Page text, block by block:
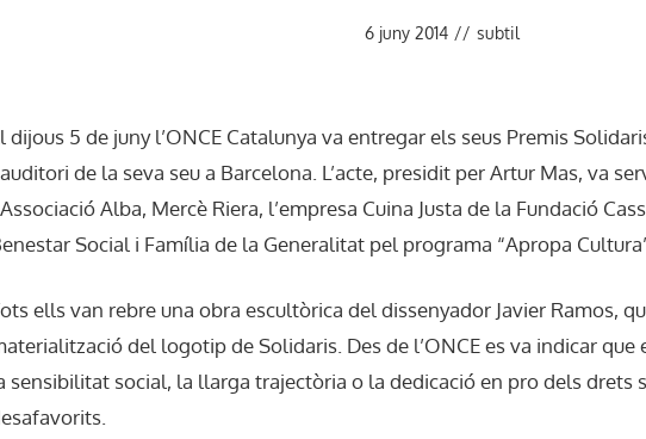
6 juny 2014 // subtil
dijous 5 de juny l’ONCE Catalunya va entregar els seus Premis
de la seva seu a Barcelona. L’acte, presidit per Artur Mas, va
Alba, Mercè Riera, l’empresa Cuina Justa de la Fundació
Social i Família de la Generalitat pel programa “Apropa
ells van rebre una obra escultòrica del dissenyador Javier Ramos,
del logotip de Solidaris. Des de l’ONCE es va indicar
sensibilitat social, la llarga trajectòria o la dedicació en pro dels drets